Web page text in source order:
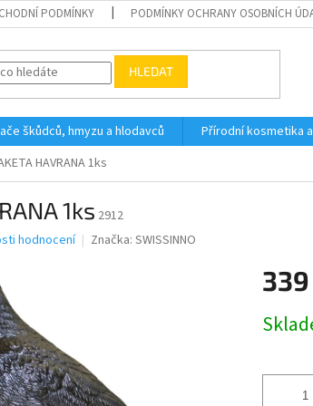
PODMÍNKY PODMÍNKY OCHRANY OSOBNÍCH
HLEDAT
škůdců, hmyzu a hlodavců Přírodní kosmetika
HAVRANA 1ks
1ks 2912
hodnocení Značka: SWISSINNO
cena: